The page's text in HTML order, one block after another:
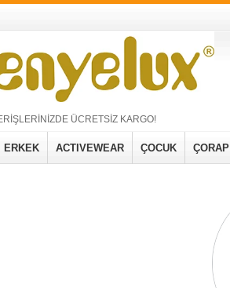
ÜCRETSİZ KARGO!
ERKEK ACTIVEWEAR ÇOCUK ÇORAP